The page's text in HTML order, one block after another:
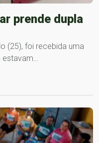
prende dupla
(25), foi recebida uma
estavam…